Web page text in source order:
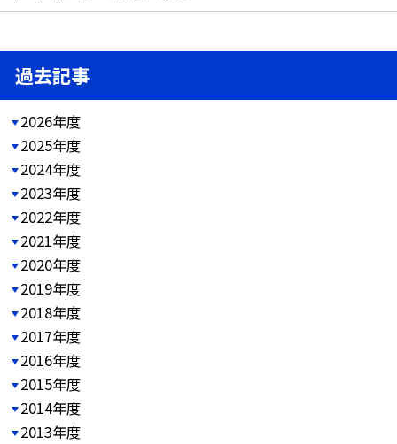
過去記事
2026年度
2025年度
2024年度
2023年度
2022年度
2021年度
2020年度
2019年度
2018年度
2017年度
2016年度
2015年度
2014年度
2013年度